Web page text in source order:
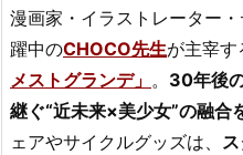
漫画家・イラストレーター
躍中のCHOCO先生が主宰す
メストグランデ」 。 30年後
継ぐ“近未来×美少女”の融合
ェアやサイクルグッズは、